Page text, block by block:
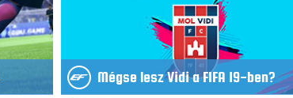
Mégse lesz Vidi a FIFA 19-ben?